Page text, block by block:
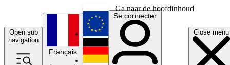
Ga naar de hoofdinhoud
Open sub
navigation
Close menu
Français
English
Deutsch
Se connecter